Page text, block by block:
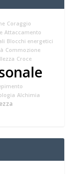
Coraggio
Attaccamento
Blocchi energetici
Commozione
Croce
Alchimia